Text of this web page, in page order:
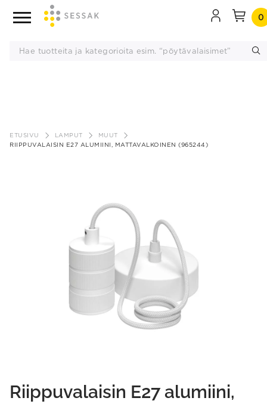
sisältöön
0
ETUSIVU LAMPUT
MUUT
RIIPPUVALAISIN E27 ALUMIINI, MATTAVALKOINEN (965244)
Riippuvalaisin E27 alumiini,